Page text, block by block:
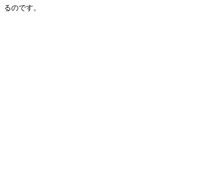
るのです。